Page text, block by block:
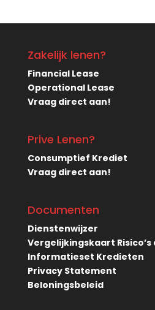
Zakelijk lenen?
Financial Lease
Operational Lease
Vraag direct aan!
Prive Lenen?
Consumptief Krediet
Vraag direct aan!
Documenten
Dienstenwijzer
Vergelijkingskaart
Informatieset Kredieten
Privacy Statement
Beloningsbeleid